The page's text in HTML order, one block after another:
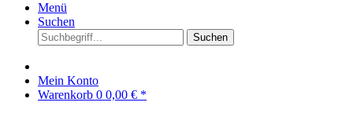
Menü
Suchen
Suchen
Mein Konto
Warenkorb 0 0,00 € *